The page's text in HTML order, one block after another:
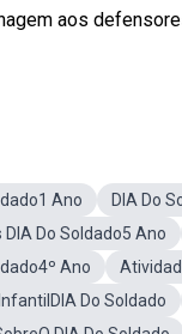
aos
Ano DIA Do
Do Soldado5 Ano
Ano
Do Soldado